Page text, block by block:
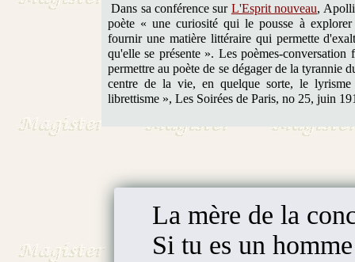
Dans sa conférence sur L'Esprit nouveau,
poète « une curiosité qui le pousse à
fournir une matière littéraire qui permette
qu'elle se présente ». Les poèmes-
permettre au poète de se dégager de la tyrannie
centre de la vie, en quelque sorte, le
librettisme », Les Soirées de Paris, no 25, juin
La mère de la
Si tu es un